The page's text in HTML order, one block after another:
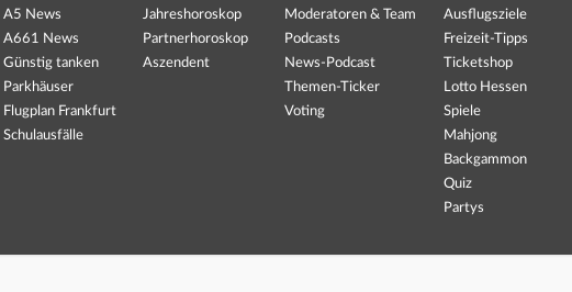
A5 News
A661 News
Günstig tanken
Parkhäuser
Flugplan Frankfurt
Schulausfälle
Jahreshoroskop
Partnerhoroskop
Aszendent
Moderatoren & Team
Podcasts
News-Podcast
Themen-Ticker
Voting
Ausflugsziele
Freizeit-Tipps
Ticketshop
Lotto Hessen
Spiele
Mahjong
Backgammon
Quiz
Partys